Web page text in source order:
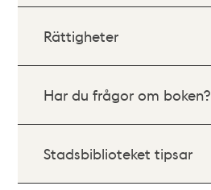
Rättigheter
Har du frågor om boken?
Stadsbiblioteket tipsar